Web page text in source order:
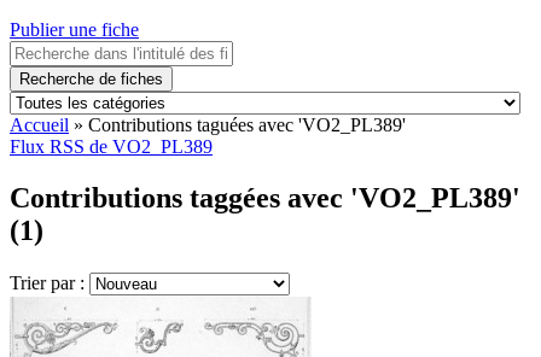
Publier une fiche
Recherche de fiches
Accueil » Contributions taguées avec 'VO2_PL389'
Flux RSS de VO2_PL389
Contributions taggées avec 'VO2_PL389'
(1)
Trier par :